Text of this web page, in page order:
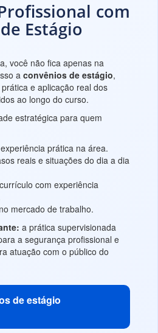
com
Estágio
você não fica apenas na
a convênios de estágio,
e aplicação real dos
ao longo do curso.
estratégica para quem
prática na área.
reais e situações do dia a dia
com experiência
mercado de trabalho.
a prática supervisionada
a segurança profissional e
atuação com o público do
de estágio